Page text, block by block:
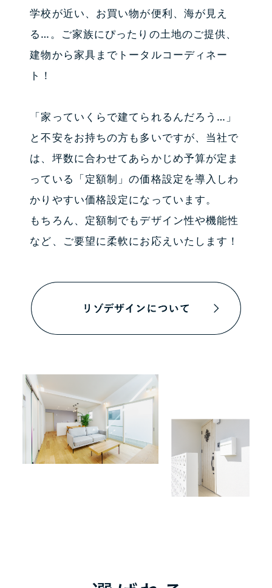
学校が近い、お買い物が便利、海が見え
る…。ご家族にぴったりの土地のご提供、
建物から家具までトータルコーディネー
ト！
「家っていくらで建てられるんだろう…」
と不安をお持ちの方も多いですが、当社で
は、坪数に合わせてあらかじめ予算が定ま
っている「定額制」の価格設定を導入しわ
かりやすい価格設定になっています。
もちろん、定額制でもデザイン性や機能性
など、ご要望に柔軟にお応えいたします！